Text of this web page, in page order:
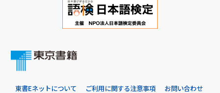
東書Eネットについて ご利用に関する注意事項 お問い合わせ